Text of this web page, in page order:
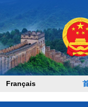
Français